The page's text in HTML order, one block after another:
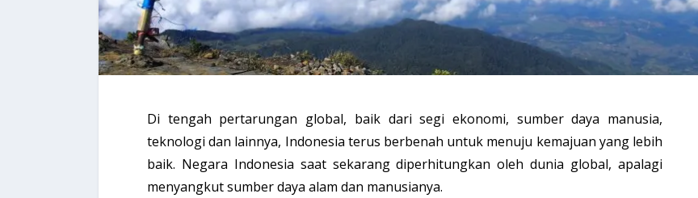
Di tengah pertarungan global, baik dari segi ekonomi, sumber daya manusia,
teknologi dan lainnya, Indonesia terus berbenah untuk menuju kemajuan yang lebih
baik. Negara Indonesia saat sekarang diperhitungkan oleh dunia global, apalagi
menyangkut sumber daya alam dan manusianya.